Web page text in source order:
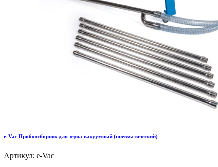
e-Vac Пробоотборник для зерна вакуумный (пневматический)
Артикул: e-Vac